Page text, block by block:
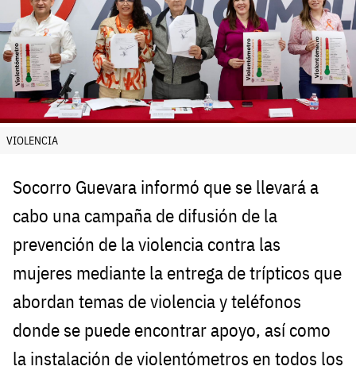
VIOLENCIA
Socorro Guevara informó que se llevará a
cabo una campaña de difusión de la
prevención de la violencia contra las
mujeres mediante la entrega de trípticos que
abordan temas de violencia y teléfonos
donde se puede encontrar apoyo, así como
la instalación de violentómetros en todos los